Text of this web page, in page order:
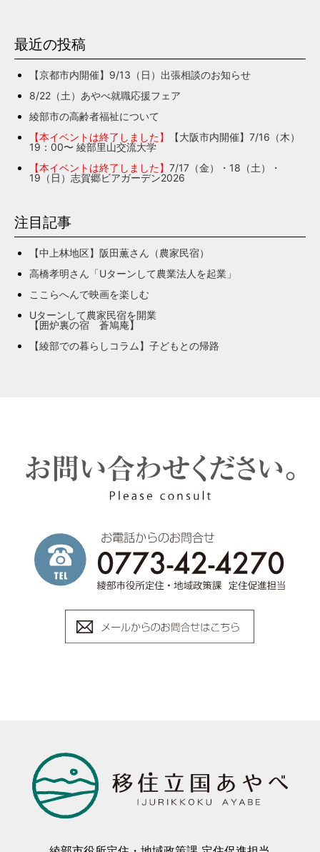
最近の投稿
【京都市内開催】9/13（日）出張相談のお知らせ
8/22（土）あやべ就職応援フェア
綾部市の高齢者福祉について
【本イベントは終了しました】
【大阪市内開催】7/16（木）
19：00〜 綾部里山交流大学
【本イベントは終了しました】 7/17（金）・18（土）・
19（日）志賀郷ビアガーデン2026
注目記事
【中上林地区】阪田薫さん（農家民宿）
高橋孝明さん「Uターンして農業法人を起業」
ここらへんで映画を楽しむ
Uターンして農家民宿を開業
【囲炉裏の宿 蒼鳩庵】
【綾部での暮らしコラム】子どもとの帰路